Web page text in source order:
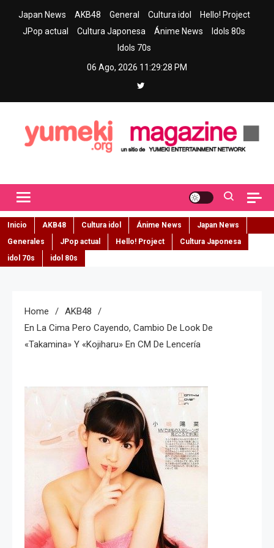
Japan News AKB48 General Cultura idol
Hello! Project
JPop actual
Cultura Japonesa Ánime News
Idols 80s
Idols 70s
06 Ago, 2026 11:29:29 PM
Inicio AKB48 Cultura idol Ánime News
Japan News
Generales
JPop actual Hello! Project
Cultura Japonesa
idol 70s
idol 80s
Home
AKB48
En La Cima Pero Cayendo, Cambio De Look De
«Takamina» Y «Kojiharu» En CM De Lencería